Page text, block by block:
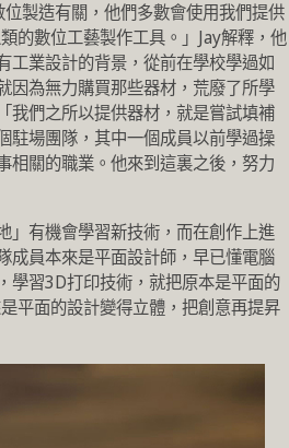
位製造有關，他們多數會使用我們提供
的數位工藝製作工具。」Jay解釋，他
工業設計的背景，從前在學校學過如
因為無力購買那些器材，荒廢了所學
我們之所以提供器材，就是嘗試填補
駐場團隊，其中一個成員以前學過操
相關的職業。他來到這裏之後，努力
」有機會學習新技術，而在創作上進
成員本來是平面設計師，早已懂電腦
學習3D打印技術，就把原本是平面的
平面的設計變得立體，把創意再提昇